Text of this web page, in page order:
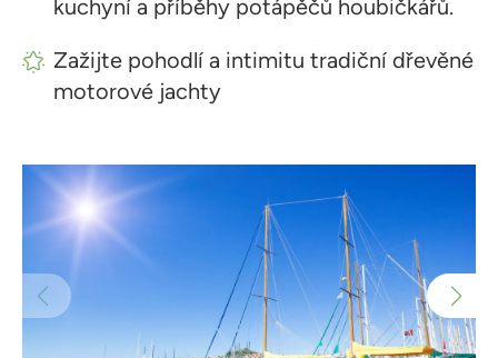
kuchyní a příběhy potápěčů houbičkářů.
Zažijte pohodlí a intimitu tradiční dřevěné
motorové jachty